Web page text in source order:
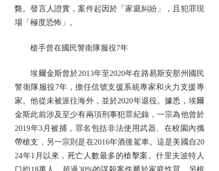
斃。發言人證實，案件起因於「家庭糾紛」，且犯罪現
場「極度恐怖」。
槍手曾在國民警衛隊服役7年
埃爾金斯曾於2013年至2020年在路易斯安那州國民
警衛隊服役7年，擔任信號支援系統專家和火力支援專
家。他從未被派往海外，並於2020年退役。據悉，埃爾
金斯此前涉及至少有兩項刑事犯罪紀錄，一宗為他曾於
2019年3月被捕，罪名包括非法使用武器、在校園內攜
帶槍支，另一宗則是在2016年酒後駕車。這是美國自20
24年1月以來，死亡人數最多的槍擊案。什里夫波特人